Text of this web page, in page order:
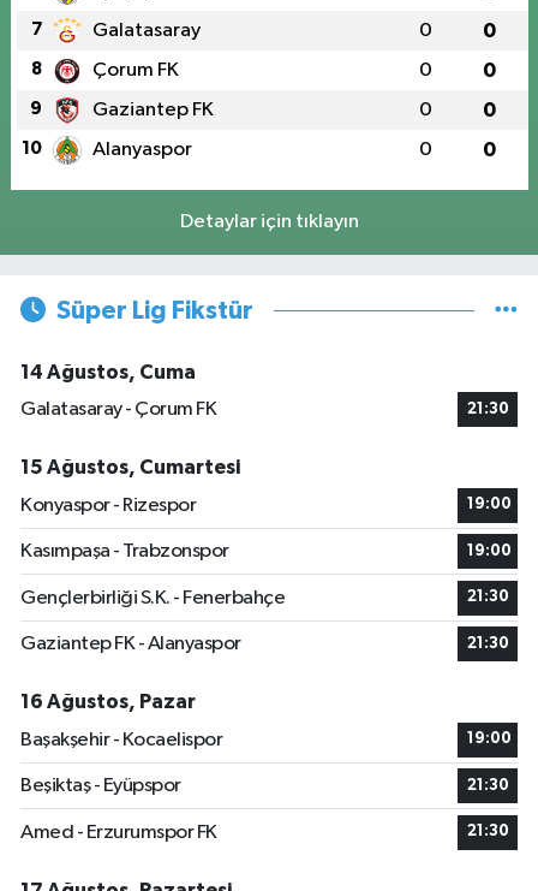
7 Galatasaray 0 0
8 Çorum FK 0 0
9 Gaziantep FK 0 0
10 Alanyaspor 0 0
Detaylar için tıklayın
Süper Lig Fikstür
14 Ağustos, Cuma
Galatasaray - Çorum FK
21:30
15 Ağustos, Cumartesi
Konyaspor - Rizespor
19:00
Kasımpaşa - Trabzonspor 19:00
Gençlerbirliği S.K. - Fenerbahçe 21:30
Gaziantep FK - Alanyaspor 21:30
16 Ağustos, Pazar
Başakşehir - Kocaelispor
19:00
Beşiktaş - Eyüpspor 21:30
Amed - Erzurumspor FK 21:30